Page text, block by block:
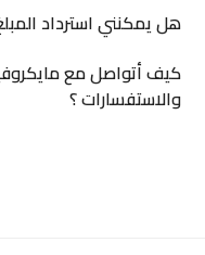
هل يمكنني استرداد
كيف أتواصل مع
والاستفسارات ؟